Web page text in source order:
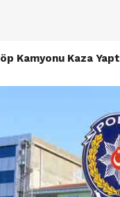
Kamyonu Kaza